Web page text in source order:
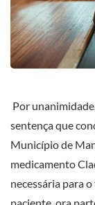
Por
sentença que
Município de
medicamento
necessária para